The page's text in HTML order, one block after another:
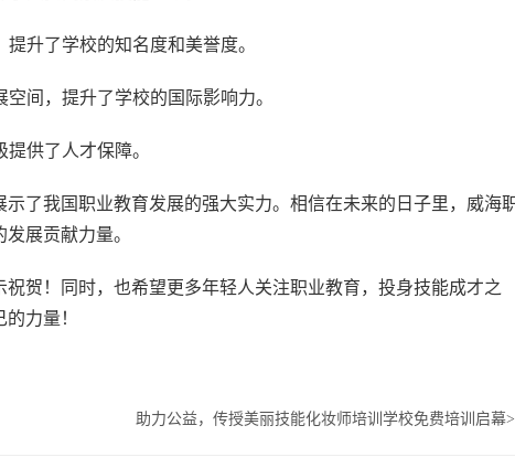
升了学校的知名度和美誉度。
间，提升了学校的国际影响力。
供了人才保障。
了我国职业教育发展的强大实力。相信在未来的日子里，威海
展贡献力量。
贺！同时，也希望更多年轻人关注职业教育，投身技能成才之
力量！
助力公益，传授美丽技能化妆师培训学校免费培训启幕